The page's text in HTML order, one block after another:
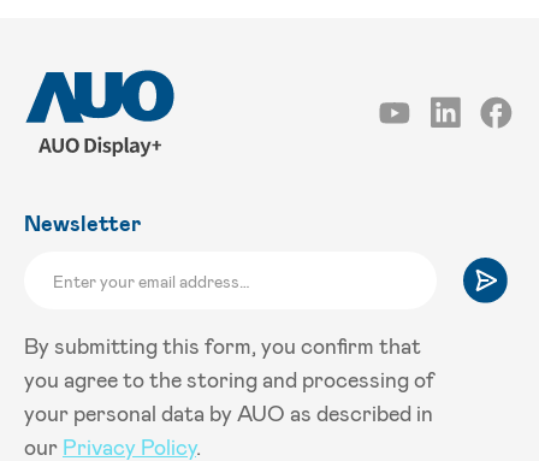
Newsletter
By submitting this form, you confirm that
you agree to the storing and processing of
your personal data by AUO as described in
our Privacy Policy.